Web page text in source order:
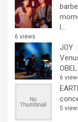
l...
6 views
JOY
6
5